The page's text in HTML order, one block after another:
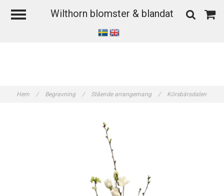
Wilthorn blomster & blandat
Hem / Begravning / Stående arrangemang / Körsbärsdalen